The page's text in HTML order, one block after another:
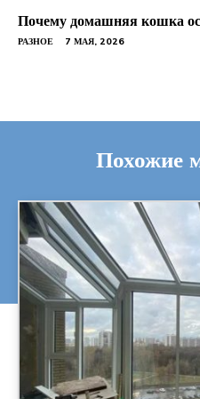
Почему домашняя кошка
РАЗНОЕ 7 МАЯ, 2026
Похожие